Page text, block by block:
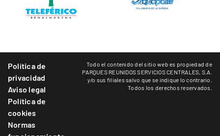
Política de
privacidad
Aviso legal
Política de
cookies
Normas
Todo el contenido del sitio web es propiedad de
PARQUES REUNIDOS SERVICIOS CENTRALES, S.A.
y/o sus filiales salvo que se indique lo contrario.
Todos los derechos reservados.